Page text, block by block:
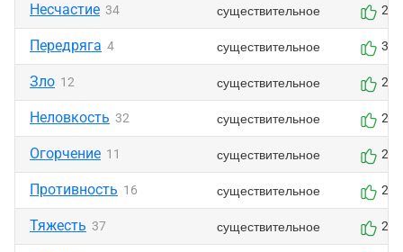
Несчастие 34 существительное 2
Передряга 4 существительное 3
Зло 12 существительное 2
Неловкость 32 существительное 2
Огорчение 11 существительное 2
Противность 16 существительное 2
Тяжесть 37 существительное 2